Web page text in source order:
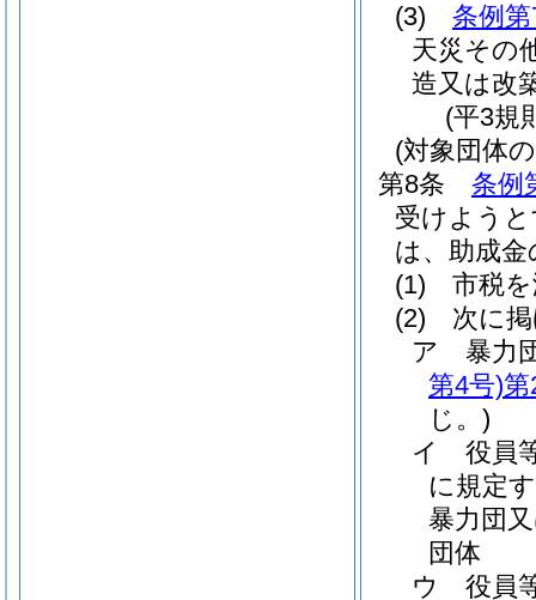
(3)
条例
天災その
造又は改
(平3規
(対象団体
第8条
条例
受けよう
は、助成
(1)
市税
(2)
次に
ア
暴力
第4号)第
じ。)
イ
役員
に規定
暴力団
団体
ウ
役員